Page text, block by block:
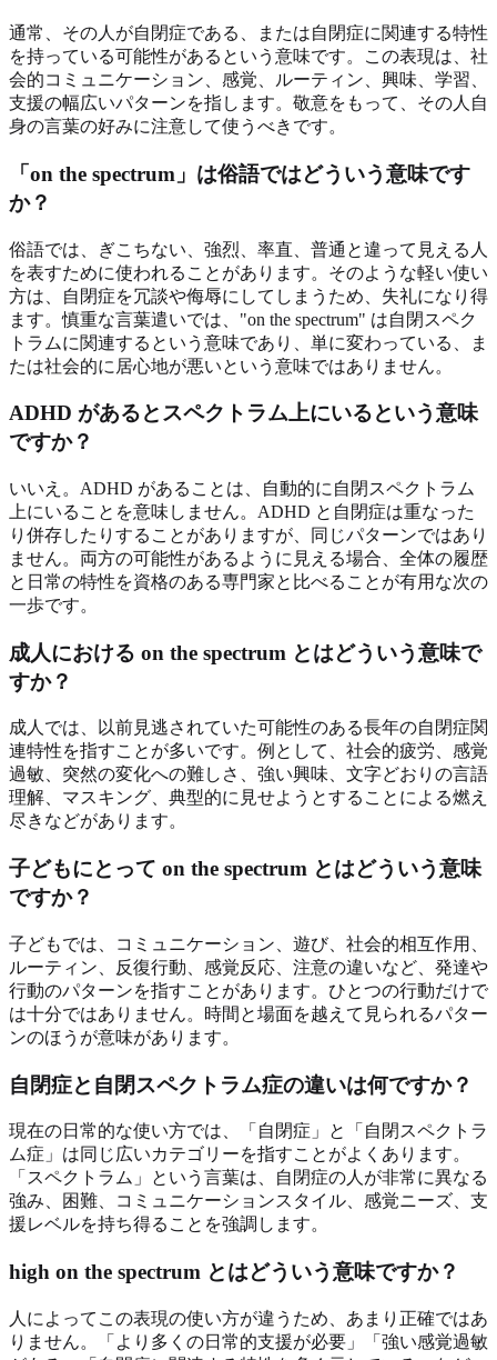
通常、その人が自閉症である、または自閉症に関連する特性
を持っている可能性があるという意味です。この表現は、社
会的コミュニケーション、感覚、ルーティン、興味、学習、
支援の幅広いパターンを指します。敬意をもって、その人自
身の言葉の好みに注意して使うべきです。
「on the spectrum」は俗語ではどういう意味です
か？
俗語では、ぎこちない、強烈、率直、普通と違って見える人
を表すために使われることがあります。そのような軽い使い
方は、自閉症を冗談や侮辱にしてしまうため、失礼になり得
ます。慎重な言葉遣いでは、"on the spectrum" は自閉スペク
トラムに関連するという意味であり、単に変わっている、ま
たは社会的に居心地が悪いという意味ではありません。
ADHD があるとスペクトラム上にいるという意味
ですか？
いいえ。ADHD があることは、自動的に自閉スペクトラム
上にいることを意味しません。ADHD と自閉症は重なった
り併存したりすることがありますが、同じパターンではあり
ません。両方の可能性があるように見える場合、全体の履歴
と日常の特性を資格のある専門家と比べることが有用な次の
一歩です。
成人における on the spectrum とはどういう意味で
すか？
成人では、以前見逃されていた可能性のある長年の自閉症関
連特性を指すことが多いです。例として、社会的疲労、感覚
過敏、突然の変化への難しさ、強い興味、文字どおりの言語
理解、マスキング、典型的に見せようとすることによる燃え
尽きなどがあります。
子どもにとって on the spectrum とはどういう意味
ですか？
子どもでは、コミュニケーション、遊び、社会的相互作用、
ルーティン、反復行動、感覚反応、注意の違いなど、発達や
行動のパターンを指すことがあります。ひとつの行動だけで
は十分ではありません。時間と場面を越えて見られるパター
ンのほうが意味があります。
自閉症と自閉スペクトラム症の違いは何ですか？
現在の日常的な使い方では、「自閉症」と「自閉スペクトラ
ム症」は同じ広いカテゴリーを指すことがよくあります。
「スペクトラム」という言葉は、自閉症の人が非常に異なる
強み、困難、コミュニケーションスタイル、感覚ニーズ、支
援レベルを持ち得ることを強調します。
high on the spectrum とはどういう意味ですか？
人によってこの表現の使い方が違うため、あまり正確ではあ
りません。「より多くの日常的支援が必要」「強い感覚過敏